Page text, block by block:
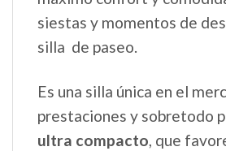
siestas y momentos de
silla de paseo.
Es una silla única en el
prestaciones y sobretodo
ultra compacto, que